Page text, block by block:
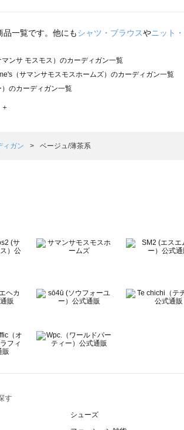
品一覧です。他にもシャツ・ブラウスやニット
ンサ モスモス）のカーディガン一覧
（サマンサモスモスホームズ）のカーディガン一覧
のカーディガン一覧
Mos2（ツハルバイサマンサモスモス）のカーディガ
（サマンサモスモス ラーゴム）のカーディガン一覧
ィーズブルー）のカーディガン一覧
ティー）のカーディガン一覧
ィガン ベージュ/薄茶系
す
シューズ